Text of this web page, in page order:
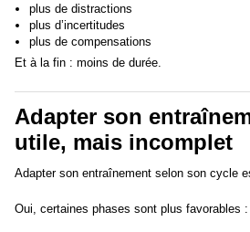
plus de distractions
plus d’incertitudes
plus de compensations
Et à la fin : moins de durée.
Adapter son
utile, mais incomplet
Adapter son entraînement selon son cycle
Oui, certaines phases sont plus favorables :